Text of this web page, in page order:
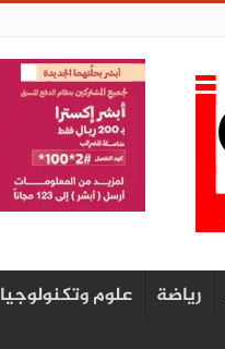
رياضة علوم وتكنولوجيا